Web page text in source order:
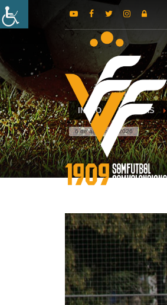
INICIO NOTICIAS
6 de agosto de 2026